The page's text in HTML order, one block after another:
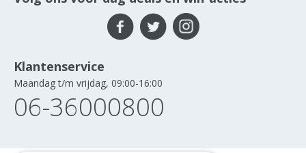
Klantenservice
Maandag t/m vrijdag, 09:00-16:00
06-36000800